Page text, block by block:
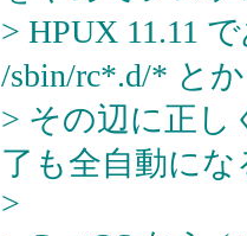
> HPUX 11.11
/sbin/rc*.d/* とか
> その辺に正し
了も全自動にな
>